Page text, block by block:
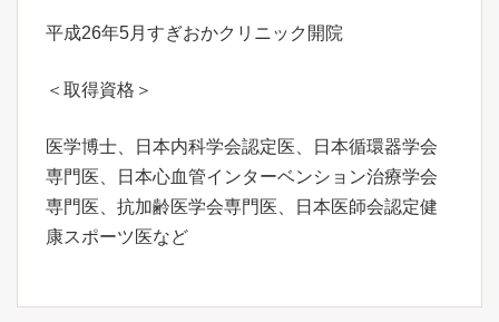
平成26年5月すぎおかクリニック開院
＜取得資格＞
医学博士、日本内科学会認定医、日本循環器学会
専門医、日本心血管インターベンション治療学会
専門医、抗加齢医学会専門医、日本医師会認定健
康スポーツ医など